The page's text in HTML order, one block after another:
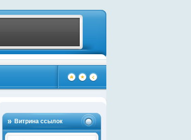
Витрина ссылок